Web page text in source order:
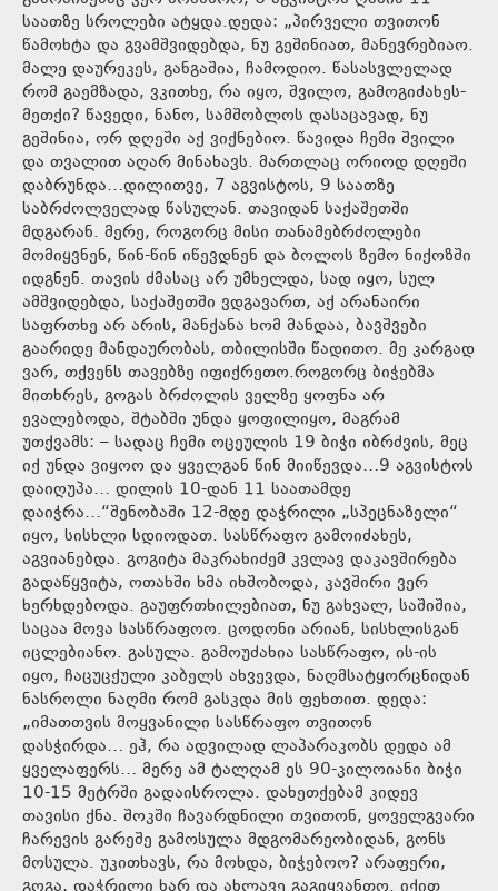
საათზე სროლები ატყდა.დედა: „პირველი თვითონ
წამოხტა და გვამშვიდებდა, ნუ გეშინიათ, მანევრებიაო.
მალე დაურეკეს, განგაშია, ჩამოდიო. წასასვლელად
რომ გაემზადა, ვკითხე, რა იყო, შვილო, გამოგიძახეს-
მეთქი? წავედი, ნანო, სამშობლოს დასაცავად, ნუ
გეშინია, ორ დღეში აქ ვიქნებიო. წავიდა ჩემი შვილი
და თვალით აღარ მინახავს. მართლაც ორიოდ დღეში
დაბრუნდა…დილითვე, 7 აგვისტოს, 9 საათზე
საბრძოლველად წასულან. თავიდან საქაშეთში
მდგარან. მერე, როგორც მისი თანამებრძოლები
მომიყვნენ, წინ-წინ იწევდნენ და ბოლოს ზემო ნიქოზში
იდგნენ. თავის ძმასაც არ უმხელდა, სად იყო, სულ
ამშვიდებდა, საქაშეთში ვდგავართ, აქ არანაირი
საფრთხე არ არის, მანქანა ხომ მანდაა, ბავშვები
გაარიდე მანდაურობას, თბილისში წადითო. მე კარგად
ვარ, თქვენს თავებზე იფიქრეთო.როგორც ბიჭებმა
მითხრეს, გოგას ბრძოლის ველზე ყოფნა არ
ევალებოდა, შტაბში უნდა ყოფილიყო, მაგრამ
უთქვამს: – სადაც ჩემი ოცეულის 19 ბიჭი იბრძვის, მეც
იქ უნდა ვიყოო და ყველგან წინ მიიწევდა…9 აგვისტოს
დაიღუპა… დილის 10-დან 11 საათამდე
დაიჭრა…“შენობაში 12-მდე დაჭრილი „სპეცნაზელი“
იყო, სისხლი სდიოდათ. სასწრაფო გამოიძახეს,
აგვიანებდა. გოგიტა მაკრახიძემ კვლავ დაკავშირება
გადაწყვიტა, ოთახში ხმა იხშობოდა, კავშირი ვერ
ხერხდებოდა. გაუფრთხილებიათ, ნუ გახვალ, საშიშია,
საცაა მოვა სასწრაფოო. ცოდონი არიან, სისხლისგან
იცლებიანო. გასულა. გამოუძახია სასწრაფო, ის-ის
იყო, ჩაცუცქული კაბელს ახვევდა, ნაღმსატყორცნიდან
ნასროლი ნაღმი რომ გასკდა მის ფეხთით. დედა:
„იმათთვის მოყვანილი სასწრაფო თვითონ
დასჭირდა… ეჰ, რა ადვილად ლაპარაკობს დედა ამ
ყველაფერს… მერე ამ ტალღამ ეს 90-კილოიანი ბიჭი
10-15 მეტრში გადაისროლა. დახეთქებამ კიდევ
თავისი ქნა. შოკში ჩავარდნილი თვითონ, ყოველგვარი
ჩარევის გარეშე გამოსულა მდგომარეობიდან, გონს
მოსულა. უკითხავს, რა მოხდა, ბიჭებოო? არაფერი,